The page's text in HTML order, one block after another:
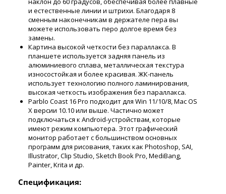
и естественные линии и штрихи. Благодаря 8
сменным наконечникам в держателе пера вы
можете использовать перо долгое время без
замены.
Картина высокой четкости без параллакса. В
планшете используется задняя панель из
алюминиевого сплава, металлическая текстура
износостойкая и более красивая. ЖК-панель
использует технологию полного ламинирования,
высокая четкость изображения без параллакса.
Parblo Coast 16 Pro подходит для Win 11/10/8, Mac OS
X версии 10.10 или выше. Частично может
подключаться к Android-устройствам, которые
имеют режим компьютера. Этот графический
монитор работает с большинством основных
программ для рисования, таких как Photoshop, SAI,
Illustrator, Clip Studio, Sketch Book Pro, MediBang,
Painter, Krita и др.
Спецификация: